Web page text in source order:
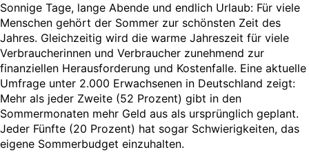
Sonnige Tage, lange Abende und endlich Urlaub: Für viele
Menschen gehört der Sommer zur schönsten Zeit des
Jahres. Gleichzeitig wird die warme Jahreszeit für viele
Verbraucherinnen und Verbraucher zunehmend zur
finanziellen Herausforderung und Kostenfalle. Eine aktuelle
Umfrage unter 2.000 Erwachsenen in Deutschland zeigt:
Mehr als jeder Zweite (52 Prozent) gibt in den
Sommermonaten mehr Geld aus als ursprünglich geplant.
Jeder Fünfte (20 Prozent) hat sogar Schwierigkeiten, das
eigene Sommerbudget einzuhalten.